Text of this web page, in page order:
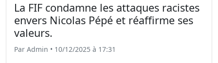
La FIF condamne les attaques racistes
envers Nicolas Pépé et réaffirme ses
valeurs.
Par Admin • 10/12/2025 à 17:31